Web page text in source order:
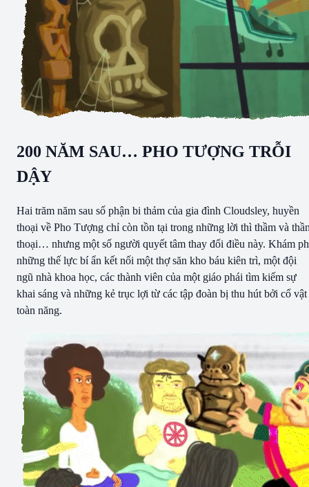
200 NĂM SAU… PHO TƯỢNG TRỖI
DẬY
Hai trăm năm sau số phận bi thảm của gia đình Cloudsley, huyền
thoại về Pho Tượng chỉ còn tồn tại trong những lời thì thầm và
thoại… nhưng một số người quyết tâm thay đổi điều này. Khám
những thế lực bí ẩn kết nối một thợ săn kho báu kiên trì, một đội
ngũ nhà khoa học, các thành viên của một giáo phái tìm kiếm sự
khai sáng và những kẻ trục lợi từ các tập đoàn bị thu hút bởi cổ vật
toàn năng.